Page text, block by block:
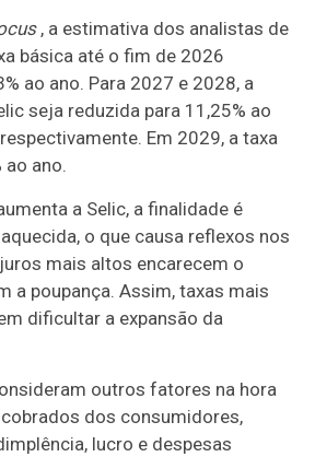
, a estimativa dos analistas de
básica até o fim de 2026
ao ano. Para 2027 e 2028, a
seja reduzida para 11,25% ao
Em 2029, a taxa
ao ano.
a Selic, a finalidade é
o que causa reflexos nos
mais altos encarecem o
a poupança. Assim, taxas mais
dificultar a expansão da
outros fatores na hora
dos consumidores,
lucro e despesas